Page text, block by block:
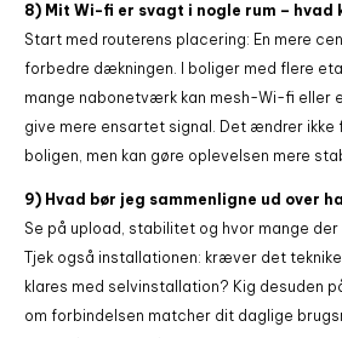
8) Mit Wi-fi er svagt i nogle rum – hvad
Start med routerens placering: En mere
forbedre dækningen. I boliger med flere
mange nabonetværk kan mesh-Wi-fi eller
give mere ensartet signal. Det ændrer ikke
boligen, men kan gøre oplevelsen mere
9) Hvad bør jeg sammenligne ud over
Se på upload, stabilitet og hvor mange
Tjek også installationen: kræver det
klares med selvinstallation? Kig desuden
om forbindelsen matcher dit daglige